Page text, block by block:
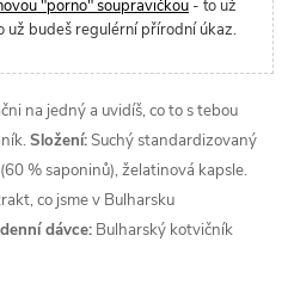
"porno" soupravičkou - to už
už budeš regulérní přírodní úkaz.
na jedný a uvidíš, co to s tebou
Složení:Suchý standardizovaný
% saponinů), želatinová kapsle.
co jsme v Bulharsku
dávce: Bulharský kotvičník